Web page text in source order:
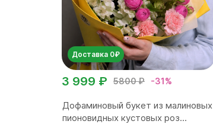
Доставка 0₽
5800 ₽ -31%
3 999 ₽
Дофаминовый букет из малиновых
пионовидных кустовых роз...